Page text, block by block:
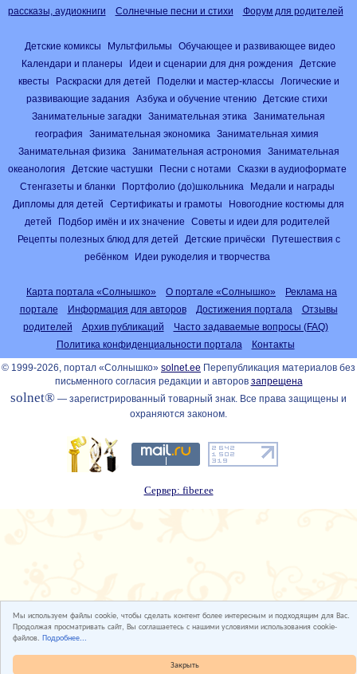
Закрыть
Мы используем файлы cookie, чтобы сделать контент более интересным и подходящим для Вас.
Продолжая просматривать сайт, Вы соглашаетесь с нашими условиями использования cookie-
файлов. Подробнее...
рассказы, аудиокниги
Солнечные песни и стихи Форум для родителей
Детские комиксы Мультфильмы
Обучающее и развивающее видео
Календари и планеры
Идеи и сценарии для дня рождения
Детские
квесты
Раскраски для детей Поделки и мастер-классы
Логические и
развивающие задания
Азбука и обучение чтению
Детские стихи
Занимательные загадки
Занимательная этика
Занимательная
география
Занимательная экономика
Занимательная химия
Занимательная физика
Занимательная астрономия
Занимательная
океанология
Детские частушки Песни с нотами
Сказки в аудиоформате
Стенгазеты и бланки
Портфолио (до)школьника
Медали и награды
Дипломы для детей
Сертификаты и грамоты
Новогодние костюмы для
детей
Подбор имён и их значение
Советы и идеи для родителей
Рецепты полезных блюд для детей
Детские причёски
Путешествия с
ребёнком
Идеи рукоделия и творчества
Карта портала «Солнышко» О портале «Солнышко»
Реклама на
портале
Информация для авторов Достижения портала
Отзывы
родителей
Архив публикаций
Часто задаваемые вопросы (FAQ)
Политика конфиденциальности портала
Контакты
© 1999-2026, портал «Солнышко» solnet.ee Перепубликация материалов без
письменного согласия редакции и авторов запрещена
solnet® — зарегистрированный товарный знак. Все права защищены и
охраняются законом.
Сервер: fiber.ee